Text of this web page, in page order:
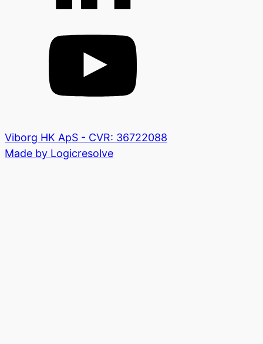
Viborg HK ApS - CVR: 36722088
Made by Logicresolve